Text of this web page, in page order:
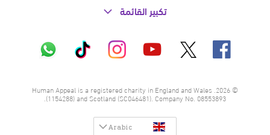
تكبير القائمة
فيسبوك يوتيوب إنستاغرام تيك
توك
واتساب
© 2026. Human Appeal is a registered charity in England and Wales
(1154288) and Scotland (SC046481). Company No. 08553893.
Arabic